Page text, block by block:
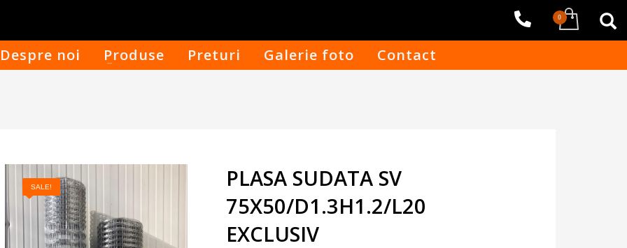
Despre noi Produse Preturi Galerie foto Contact
SALE!
PLASA SUDATA SV
75X50/D1.3H1.2/L20
EXCLUSIV